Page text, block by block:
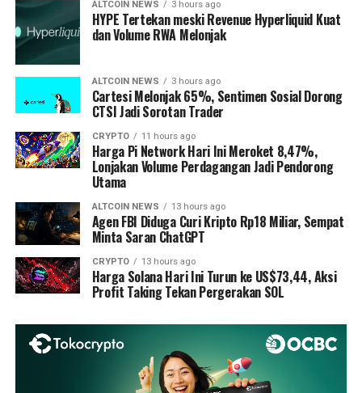
ALTCOIN NEWS 3 hours ago
HYPE Tertekan meski Revenue Hyperliquid Kuat
dan Volume RWA Melonjak
ALTCOIN NEWS 3 hours ago
Cartesi Melonjak 65%, Sentimen Sosial Dorong
CTSI Jadi Sorotan Trader
CRYPTO 11 hours ago
Harga Pi Network Hari Ini Meroket 8,47%,
Lonjakan Volume Perdagangan Jadi Pendorong
Utama
ALTCOIN NEWS 13 hours ago
Agen FBI Diduga Curi Kripto Rp18 Miliar, Sempat
Minta Saran ChatGPT
CRYPTO 13 hours ago
Harga Solana Hari Ini Turun ke US$73,44, Aksi
Profit Taking Tekan Pergerakan SOL